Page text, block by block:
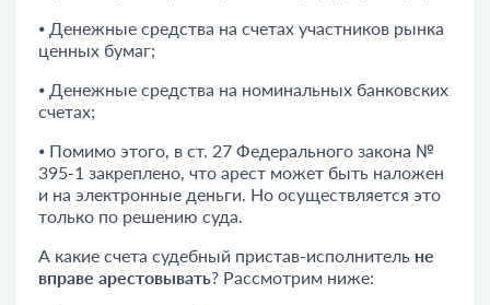
⦁ Денежные средства на счетах участников рынка
ценных бумаг;
⦁ Денежные средства на номинальных банковских
счетах;
⦁ Помимо этого, в ст. 27 Федерального закона №
395-1 закреплено, что арест может быть наложен
и на электронные деньги. Но осуществляется это
только по решению суда.
А какие счета судебный пристав-исполнитель не
вправе арестовывать? Рассмотрим ниже: